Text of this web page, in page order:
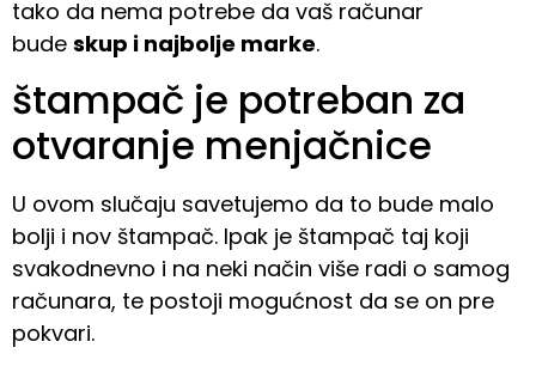
tako da nema potrebe da vaš računar
bude skup i najbolje marke.
štampač je potreban za
otvaranje menjačnice
U ovom slučaju savetujemo da to bude malo
bolji i nov štampač. Ipak je štampač taj koji
svakodnevno i na neki način više radi o samog
računara, te postoji mogućnost da se on pre
pokvari.